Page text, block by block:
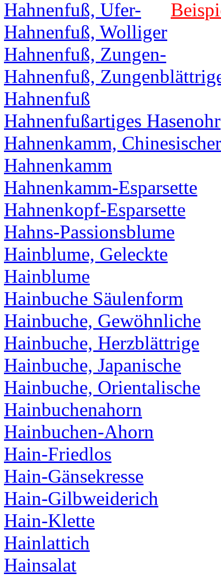
Hahnenfuß, Ufer-
Hahnenfuß, Wolliger
Hahnenfuß, Zungen-
Hahnenfuß,
Hahnenfuß
Hahnenfußartiges Hasenohr
Hahnenkamm, Chinesischer
Hahnenkamm
Hahnenkamm-Esparsette
Hahnenkopf-Esparsette
Hahns-Passionsblume
Hainblume, Geleckte
Hainblume
Hainbuche Säulenform
Hainbuche, Gewöhnliche
Hainbuche, Herzblättrige
Hainbuche, Japanische
Hainbuche, Orientalische
Hainbuchenahorn
Hainbuchen-Ahorn
Hain-Friedlos
Hain-Gänsekresse
Hain-Gilbweiderich
Hain-Klette
Hainlattich
Hainsalat